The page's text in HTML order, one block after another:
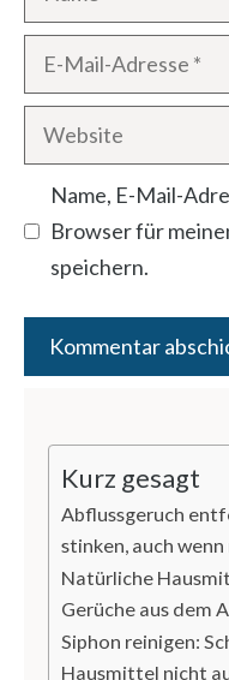
Mail-
Adresse
Website
Name, E-Mail-
Browser für
speichern.
Kurz gesagt
Abflussgeruch
stinken, auch
Natürliche
Gerüche aus dem
Siphon reinigen:
Hausmittel nicht